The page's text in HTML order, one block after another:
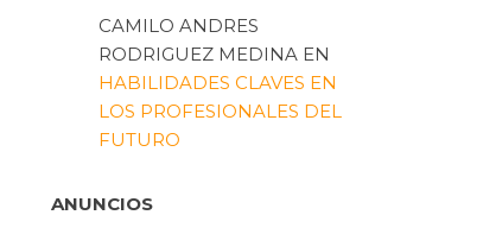
CAMILO ANDRES
RODRIGUEZ MEDINAEN
HABILIDADES CLAVES EN
LOS PROFESIONALES DEL
FUTURO
ANUNCIOS